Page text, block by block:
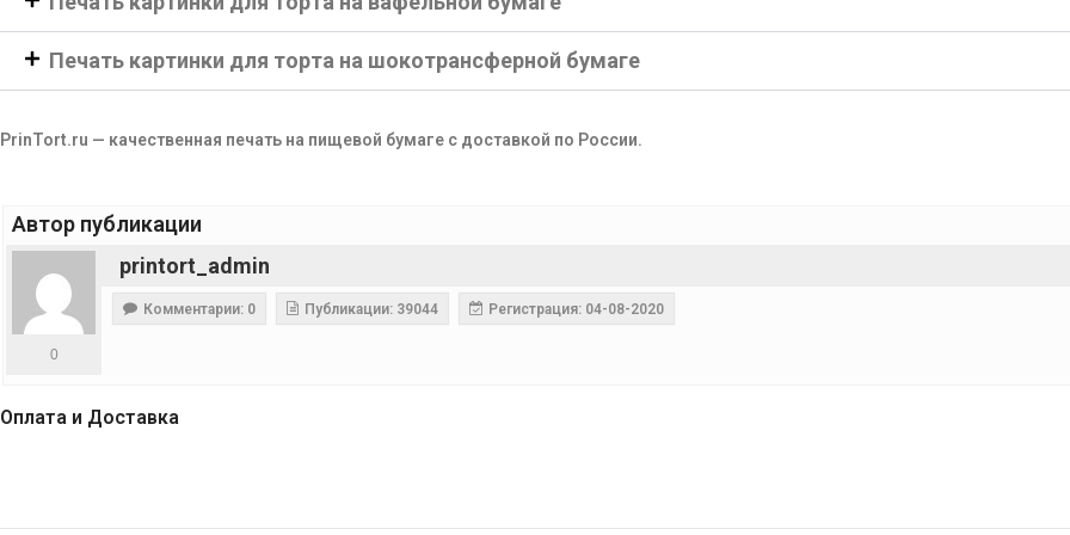
Печать картинки для торта на шокотрансферной бумаге
PrinTort.ru — качественная печать на пищевой бумаге с доставкой по России.
Автор публикации
printort_admin
0
Комментарии: 0 Публикации: 39044 Регистрация: 04-08-2020
Оплата и Доставка